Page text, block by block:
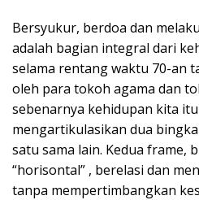
Bersyukur, berdoa dan
adalah bagian integral dari
selama rentang waktu 70-an
oleh para tokoh agama dan
sebenarnya kehidupan kita
mengartikulasikan dua
satu sama lain. Kedua frame,
“horisontal” , berelasi dan
tanpa mempertimbangkan